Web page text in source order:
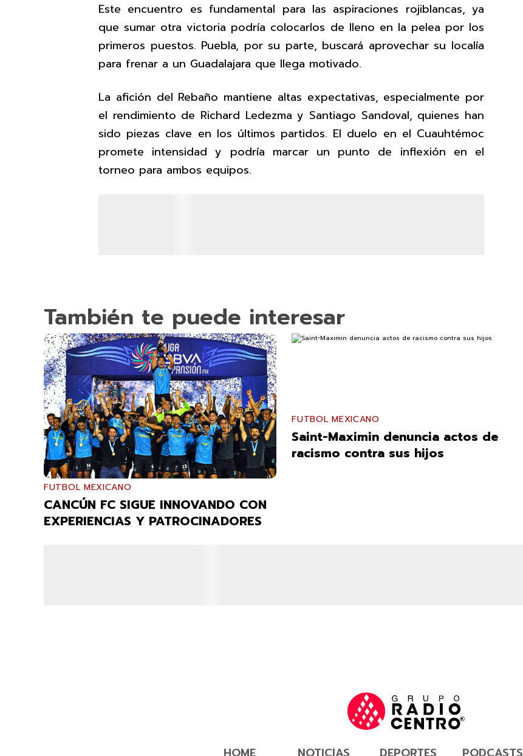
Este encuentro es fundamental para las aspiraciones rojiblancas, ya
que sumar otra victoria podría colocarlos de lleno en la pelea por los
primeros puestos. Puebla, por su parte, buscará aprovechar su localía
para frenar a un Guadalajara que llega motivado.
La afición del Rebaño mantiene altas expectativas, especialmente por
el rendimiento de Richard Ledezma y Santiago Sandoval, quienes han
sido piezas clave en los últimos partidos. El duelo en el Cuauhtémoc
promete intensidad y podría marcar un punto de inflexión en el
torneo para ambos equipos.
También te puede interesar
FUTBOL MEXICANO
CANCÚN FC SIGUE INNOVANDO CON
EXPERIENCIAS Y PATROCINADORES
FUTBOL MEXICANO
Saint-Maximin denuncia actos de
racismo contra sus hijos